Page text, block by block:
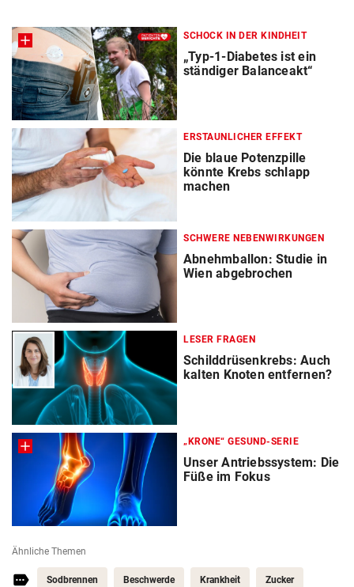
SCHOCK IN DER KINDHEIT
„Typ-1-Diabetes ist ein
ständiger Balanceakt“
ERSTAUNLICHER EFFEKT
Die blaue Potenzpille
könnte Krebs schlapp
machen
SCHWERE NEBENWIRKUNGEN
Abnehmballon: Studie in
Wien abgebrochen
LESER FRAGEN
Schilddrüsenkrebs: Auch
kalten Knoten entfernen?
„KRONE“ GESUND-SERIE
Unser Antriebssystem: Die
Füße im Fokus
Ähnliche Themen
Sodbrennen Beschwerde Krankheit Zucker